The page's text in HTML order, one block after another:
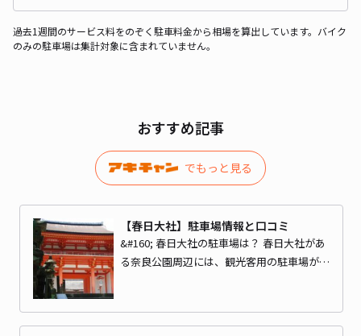
過去1週間のサービス料をのぞく駐車料金から相場を算出しています。バイク
のみの駐車場は集計対象に含まれていません。
おすすめ記事
でもっと見る
【春日大社】駐車場情報と口コミ
&#160; 春日大社の駐車場は？ 春日大社があ
る奈良公園周辺には、観光客用の駐車場が…